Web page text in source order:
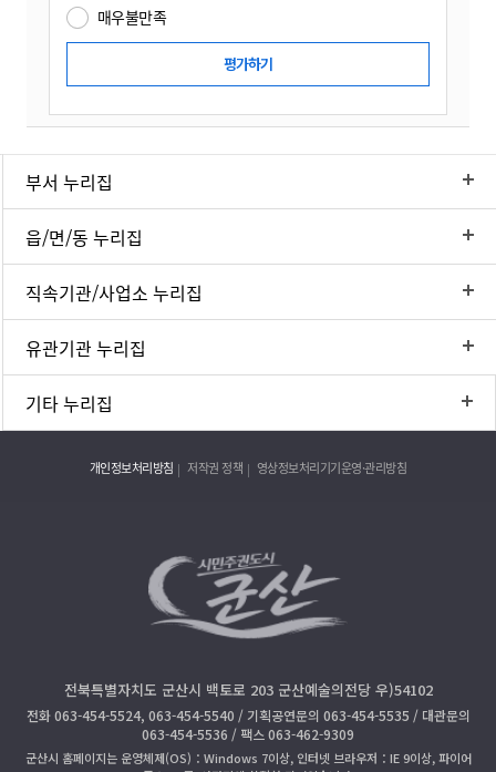
매우불만족
부서 누리집
읍/면/동 누리집
직속기관/사업소 누리집
유관기관 누리집
기타 누리집
개인정보처리방침 저작권 정책 영상정보처리기기운영·관리방침
전북특별자치도 군산시 백토로 203 군산예술의전당 우)54102
전화 063-454-5524, 063-454-5540 / 기획공연문의 063-454-5535 / 대관문의
063-454-5536 / 팩스 063-462-9309
군산시 홈페이지는 운영체제(OS)：Windows 7이상, 인터넷 브라우저：IE 9이상, 파이어